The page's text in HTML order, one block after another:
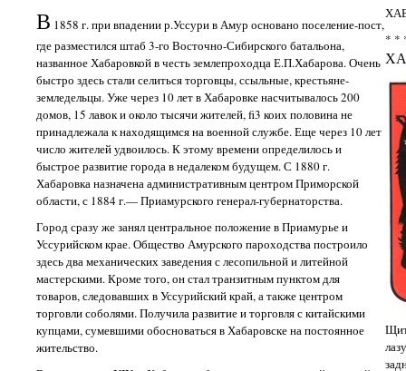
В 1858 г. при впадении р.Уссури в Амур основано поселение-пост,
где разместился штаб 3-го Восточно-Сибирского батальона,
названное Хабаровкой в честь землепроходца Е.П.Хабарова. Очень
быстро здесь стали селиться торговцы, ссыльные, крестьяне-
земледельцы. Уже через 10 лет в Хабаровке насчитывалось 200
домов, 15 лавок и около тысячи жителей, fi3 коих половина не
принадлежала к находящимся на военной службе. Еще через 10 лет
число жителей удвоилось. К этому времени определилось и
быстрое развитие города в недалеком будущем. С 1880 г.
Хабаровка назначена административным центром Приморской
области, с 1884 г.— Приамурского генерал-губернаторства.
Город сразу же занял центральное положение в Приамурье и
Уссурийском крае. Общество Амурского пароходства построило
здесь два механических заведения с лесопильной и литейной
мастерскими. Кроме того, он стал транзитным пунктом для
товаров, следовавших в Уссурийский край, а также центром
торговли соболями. Получила развитие и торговля с китайскими
купцами, сумевшими обосноваться в Хабаровске на постоянное
жительство.
* *